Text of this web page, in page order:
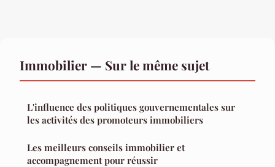
Immobilier — Sur le même sujet
L'influence des politiques gouvernementales sur
les activités des promoteurs immobiliers
Les meilleurs conseils immobilier et
accompagnement pour réussir